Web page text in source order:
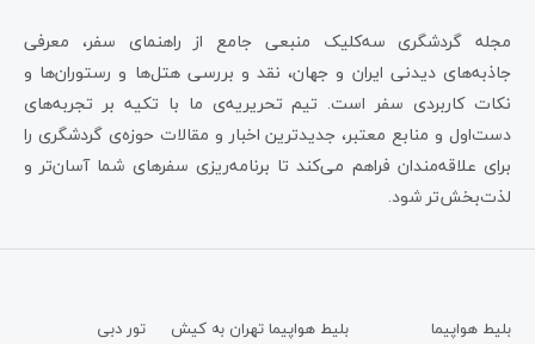
مجله گردشگری سه‌کلیک منبعی جامع از راهنمای سفر، معرفی
جاذبه‌های دیدنی ایران و جهان، نقد و بررسی هتل‌ها و رستوران‌ها و
نکات کاربردی سفر است. تیم تحریریه‌ی ما با تکیه بر تجربه‌های
دست‌اول و منابع معتبر، جدیدترین اخبار و مقالات حوزه‌ی گردشگری را
برای علاقه‌مندان فراهم می‌کند تا برنامه‌ریزی سفرهای شما آسان‌تر و
لذت‌بخش‌تر شود.
بلیط هواپیما
بلیط هواپیما تهران به کیش
تور دبی